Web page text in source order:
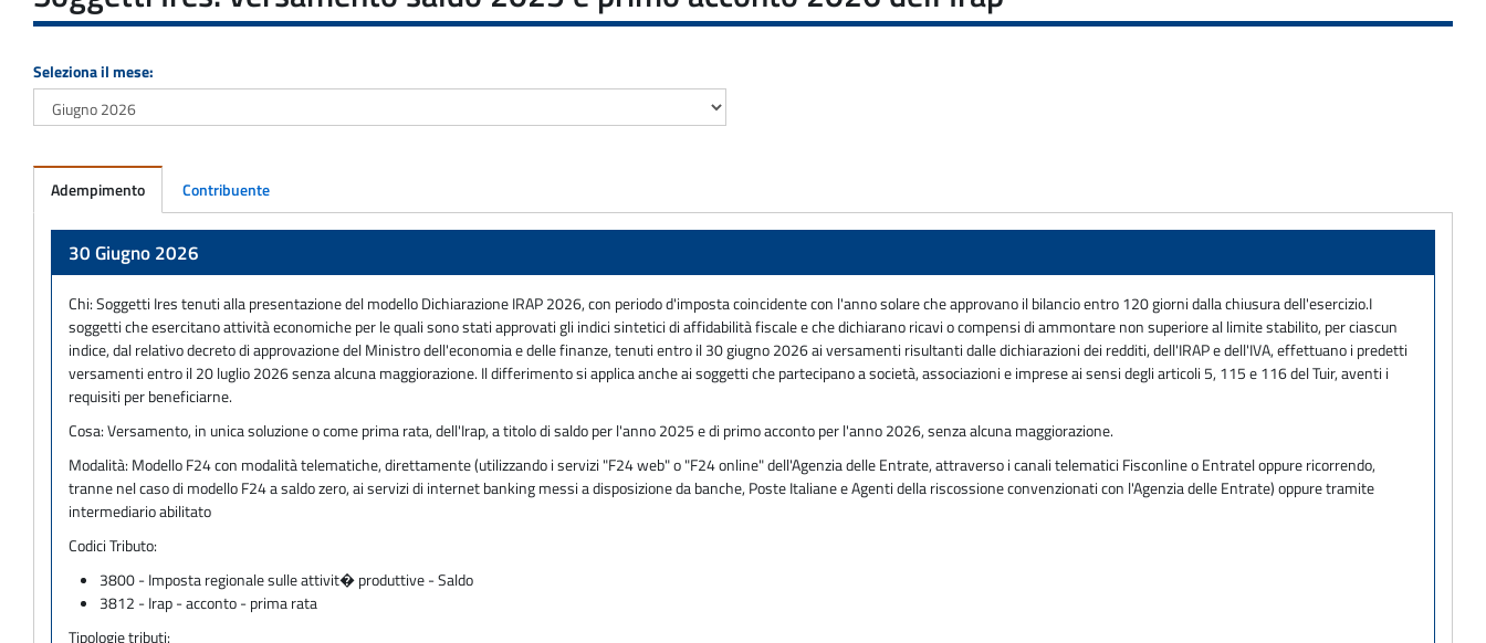
Seleziona il mese:
Adempimento Contribuente
30 Giugno 2026
Chi:Soggetti Ires tenuti alla presentazione del modello Dichiarazione IRAP 2026, con periodo d'imposta coincidente con l'anno solare che approvano il bilancio entro 120 giorni dalla chiusura dell'esercizio.I
soggetti che esercitano attività economiche per le quali sono stati approvati gli indici sintetici di affidabilità fiscale e che dichiarano ricavi o compensi di ammontare non superiore al limite stabilito, per ciascun
indice, dal relativo decreto di approvazione del Ministro dell'economia e delle finanze, tenuti entro il 30 giugno 2026 ai versamenti risultanti dalle dichiarazioni dei redditi, dell'IRAP e dell'IVA, effettuano i predetti
versamenti entro il 20 luglio 2026 senza alcuna maggiorazione. Il differimento si applica anche ai soggetti che partecipano a società, associazioni e imprese ai sensi degli articoli 5, 115 e 116 del Tuir, aventi i
requisiti per beneficiarne.
Cosa:Versamento, in unica soluzione o come prima rata, dell'Irap, a titolo di saldo per l'anno 2025 e di primo acconto per l'anno 2026, senza alcuna maggiorazione.
Modalità: Modello F24 con modalità telematiche, direttamente (utilizzando i servizi "F24 web" o "F24 online" dell'Agenzia delle Entrate, attraverso i canali telematici Fisconline o Entratel oppure ricorrendo,
tranne nel caso di modello F24 a saldo zero, ai servizi di internet banking messi a disposizione da banche, Poste Italiane e Agenti della riscossione convenzionati con l'Agenzia delle Entrate) oppure tramite
intermediario abilitato
Codici Tributo:
3800 - Imposta regionale sulle attivit� produttive - Saldo
3812 - Irap - acconto - prima rata
Tipologie tributi: